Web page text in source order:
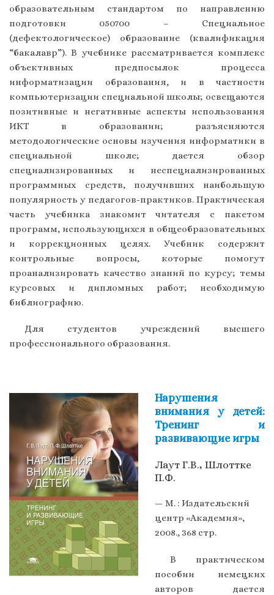
образовательным стандартом по направлению
подготовки 050700 – Специальное
(дефектологическое) образование (квалификация
“бакалавр”). В учебнике рассматривается комплекс
объективных предпосылок процесса
информатизации образования, и в частности
компьютеризации специальной школы; освещаются
позитивные и негативные аспекты использования
ИКТ в образовании; разъясняются
методологические основы изучения информатики в
специальной школе; дается обзор
специализированных и неспециализированных
программных средств, получивших наибольшую
популярность у педагогов-практиков. Практическая
часть учебника знакомит читателя с пакетом
программ, использующихся в общеобразовательных
и коррекционных целях. Учебник содержит
контрольные вопросы, которые помогут
проанализировать качество знаний по курсу; темы
курсовых и дипломных работ; необходимую
библиографию.
Для студентов учреждений высшего
профессионального образования.
Нарушения
внимания у детей:
Тренинг и
развивающие игры
Лаут Г.В., Шлоттке
П.Ф.
— М. : Издательский
центр «Академия»,
2008., 368 стр.
В практическом
пособии немецких
авторов дается